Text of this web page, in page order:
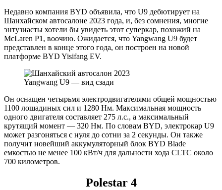
Недавно компания BYD объявила, что U9 дебютирует на
Шанхайском автосалоне 2023 года, и, без сомнения, многие
энтузиасты хотели бы увидеть этот суперкар, похожий на
McLaren P1, воочию. Ожидается, что Yangwang U9 будет
представлен в конце этого года, он построен на новой
платформе BYD Yisifang EV.
Yangwang U9 — вид сзади
Он оснащен четырьмя электродвигателями общей мощностью
1100 лошадиных сил и 1280 Нм. Максимальная мощность
одного двигателя составляет 275 л.с., а максимальный
крутящий момент — 320 Нм. По словам BYD, электрокар U9
может разгоняться с нуля до сотни за 2 секунды. Он также
получит новейший аккумуляторный блок BYD Blade
емкостью не менее 100 кВт/ч для дальности хода CLTC около
700 километров.
Polestar 4